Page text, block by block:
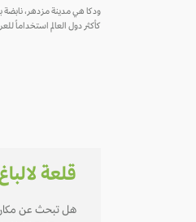
كأكثر دول العالم استخداماً للعربات والتي يبلغ عددها
قلعة
هل تبحث عن